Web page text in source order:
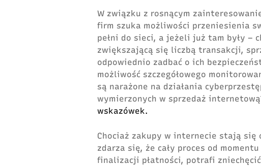
W związku z rosnącym
firm szuka możliwości przeniesienia
pełni do sieci, a jeżeli już tam były –
zwiększającą się liczbą transakcji,
odpowiednio zadbać o ich
możliwość szczegółowego
są narażone na działania
wymierzonych w sprzedaż
wskazówek.
Chociaż zakupy w internecie stają się
zdarza się, że cały proces od
finalizacji płatności, potrafi